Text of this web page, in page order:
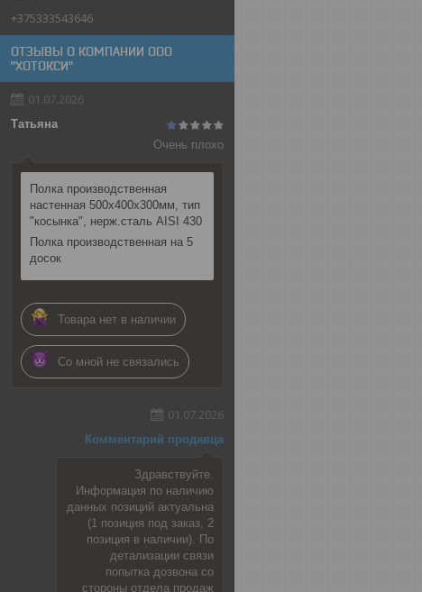
+375333543646
ОТЗЫВЫ О КОМПАНИИ ООО
"ХОТОКСИ"
01.07.2026
Татьяна
Очень плохо
Полка производственная
настенная 500х400х300мм, тип
"косынка", нерж.сталь AISI 430
Полка производственная на 5
досок
Товара нет в наличии
Со мной не связались
01.07.2026
Комментарий продавца
Здравствуйте.
Информация по наличию
данных позиций актуальна
(1 позиция под заказ, 2
позиция в наличии). По
детализации связи
попытка дозвона со
стороны отдела продаж